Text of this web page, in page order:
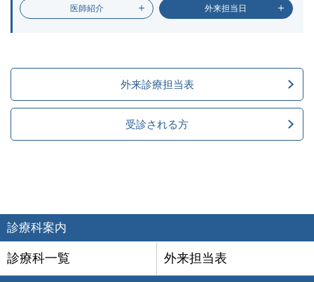
医師紹介 外来担当日
外来診療担当表
受診される方
診療科案内
診療科一覧 外来担当表